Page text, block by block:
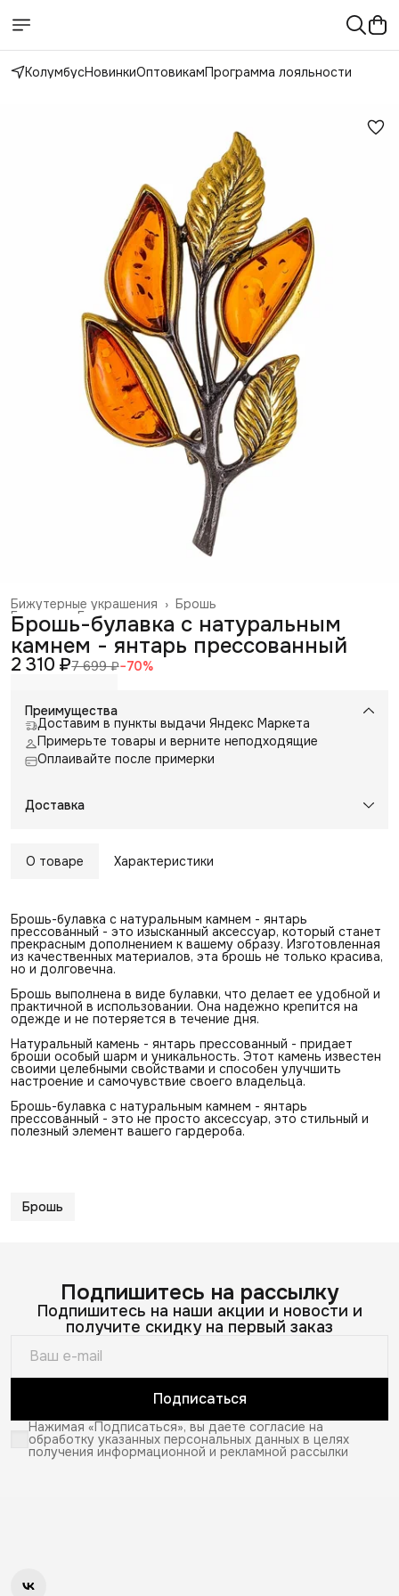
КолумбусНовинкиОптовикамПрограмма лояльности
Брошь
Бижутерные украшения ›
Галантерея и аксессуары
Главная
Брошь-булавка с натуральным
камнем - янтарь прессованный
2 310 ₽7 699 ₽−70%
Преимущества
Доставим в пункты выдачи Яндекс Маркета
Примерьте товары и верните неподходящие
Оплаивайте после примерки
Доставка
О товаре Характеристики
Брошь-булавка с натуральным камнем - янтарь
прессованный - это изысканный аксессуар, который станет
прекрасным дополнением к вашему образу. Изготовленная
из качественных материалов, эта брошь не только красива,
но и долговечна.
Брошь выполнена в виде булавки, что делает ее удобной и
практичной в использовании. Она надежно крепится на
одежде и не потеряется в течение дня.
Натуральный камень - янтарь прессованный - придает
броши особый шарм и уникальность. Этот камень известен
своими целебными свойствами и способен улучшить
настроение и самочувствие своего владельца.
Брошь-булавка с натуральным камнем - янтарь
прессованный - это не просто аксессуар, это стильный и
полезный элемент вашего гардероба.
Брошь
Подпишитесь на рассылку
Подпишитесь на наши акции и новости и
получите скидку на первый заказ
Подписаться
Нажимая «Подписаться», вы даете согласие на
обработку указанных персональных данных в целях
получения информационной и рекламной рассылки